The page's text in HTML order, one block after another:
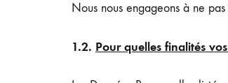
Nous nous engageons à ne
1.2. Pour quelles finalités